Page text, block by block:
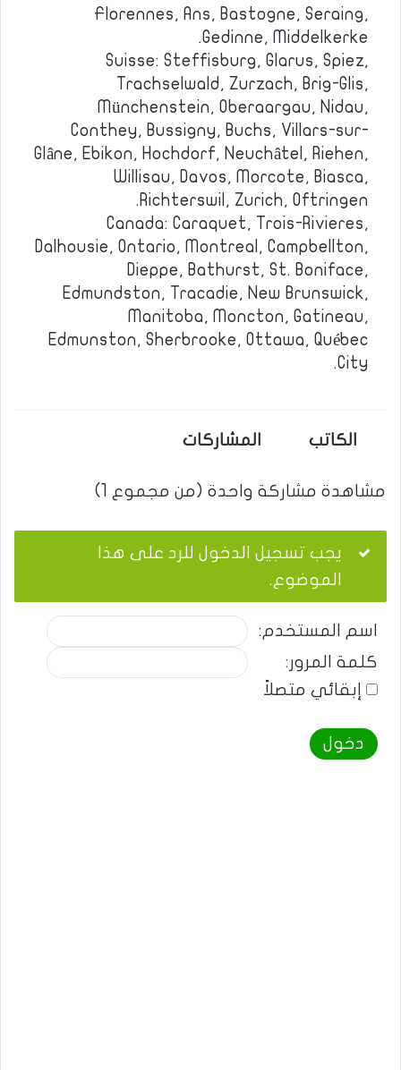
Florennes, Ans, Bastogne, Seraing,
Gedinne, Middelkerke.
Suisse: Steffisburg, Glarus, Spiez,
Trachselwald, Zurzach, Brig-Glis,
Münchenstein, Oberaargau, Nidau,
Conthey, Bussigny, Buchs, Villars-sur-
Glâne, Ebikon, Hochdorf, Neuchâtel, Riehen,
Willisau, Davos, Morcote, Biasca,
Richterswil, Zurich, Oftringen.
Canada: Caraquet, Trois-Rivieres,
Dalhousie, Ontario, Montreal, Campbellton,
Dieppe, Bathurst, St. Boniface,
Edmundston, Tracadie, New Brunswick,
Manitoba, Moncton, Gatineau,
Edmunston, Sherbrooke, Ottawa, Québec
City.
الكاتب المشاركات
مشاهدة مشاركة واحدة (من مجموع 1)
يجب تسجيل الدخول للرد على هذا
الموضوع.
اسم المستخدم:
كلمة المرور:
إبقائي متصلاً
دخول